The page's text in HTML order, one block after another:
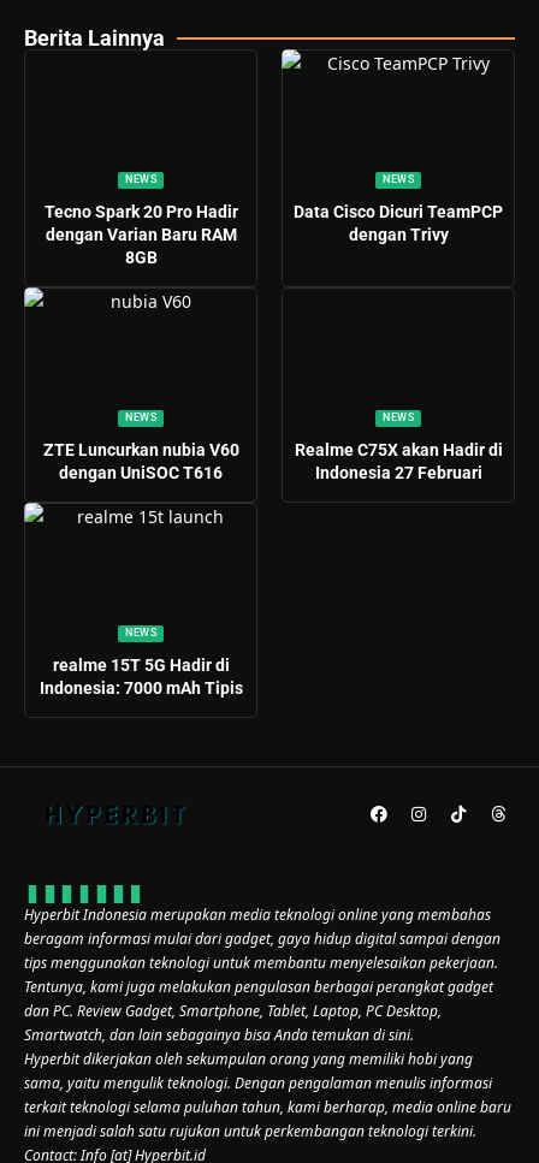
Berita Lainnya
NEWS
Tecno Spark 20 Pro Hadir
dengan Varian Baru RAM
8GB
NEWS
Data Cisco Dicuri TeamPCP
dengan Trivy
NEWS
ZTE Luncurkan nubia V60
dengan UniSOC T616
NEWS
Realme C75X akan Hadir di
Indonesia 27 Februari
NEWS
realme 15T 5G Hadir di
Indonesia: 7000 mAh Tipis
Hyperbit Indonesia merupakan media teknologi online yang membahas
beragam informasi mulai dari gadget, gaya hidup digital sampai dengan
tips menggunakan teknologi untuk membantu menyelesaikan pekerjaan.
Tentunya, kami juga melakukan pengulasan berbagai perangkat gadget
dan PC. Review Gadget, Smartphone, Tablet, Laptop, PC Desktop,
Smartwatch, dan lain sebagainya bisa Anda temukan di sini.
Hyperbit dikerjakan oleh sekumpulan orang yang memiliki hobi yang
sama, yaitu mengulik teknologi. Dengan pengalaman menulis informasi
terkait teknologi selama puluhan tahun, kami berharap, media online baru
ini menjadi salah satu rujukan untuk perkembangan teknologi terkini.
Contact: Info [at] Hyperbit.id